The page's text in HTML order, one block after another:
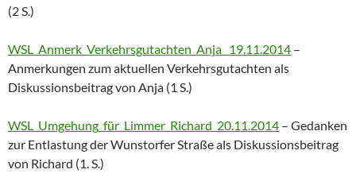
(2 S.)
WSL_Anmerk_Verkehrsgutachten_Anja_ 19.11.2014 –
Anmerkungen zum aktuellen Verkehrsgutachten als
Diskussionsbeitrag von Anja (1 S.)
WSL_Umgehung_für_Limmer_Richard_20.11.2014 – Gedanken
zur Entlastung der Wunstorfer Straße als Diskussionsbeitrag
von Richard (1. S.)